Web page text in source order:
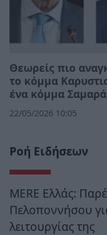
Θεωρείς πιο
το κόμμα
ένα κόμμα
22/05/2026 10:05
Ροή Ειδήσεων
MERE Ελλάς:
Πελοποννήσου
λειτουργίας της